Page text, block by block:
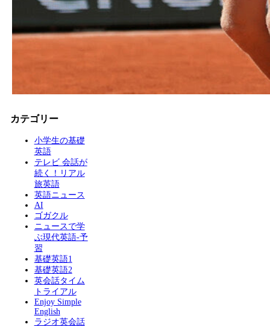
カテゴリー
小学生の基礎
英語
テレビ 会話が
続く！リアル
旅英語
英語ニュース
AI
ゴガクル
ニュースで学
ぶ現代英語-予
習
基礎英語1
基礎英語2
英会話タイム
トライアル
Enjoy Simple
English
ラジオ英会話